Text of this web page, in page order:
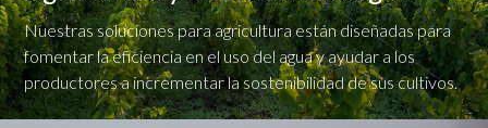
Nuestras soluciones para agricultura están diseñadas para
fomentar la eficiencia en el uso del agua y ayudar a los
productores a incrementar la sostenibilidad de sus cultivos.